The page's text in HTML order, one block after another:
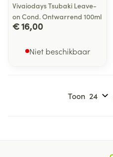
Vivaiodays Tsubaki Leave-
on Cond. Ontwarrend 100ml
€ 16,00
Niet beschikbaar
Toon